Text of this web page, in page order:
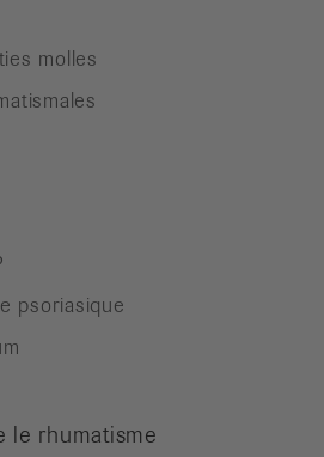
molles
psoriasique
le rhumatisme